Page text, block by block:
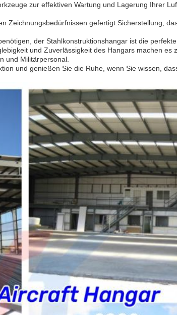
zur effektiven Wartung und Lagerung Ihrer
Zeichnungsbedürfnissen gefertigt.Sicherstellung,
der Stahlkonstruktionshangar ist die
und Zuverlässigkeit des Hangars machen es
und Militärpersonal.
und genießen Sie die Ruhe, wenn Sie wissen,